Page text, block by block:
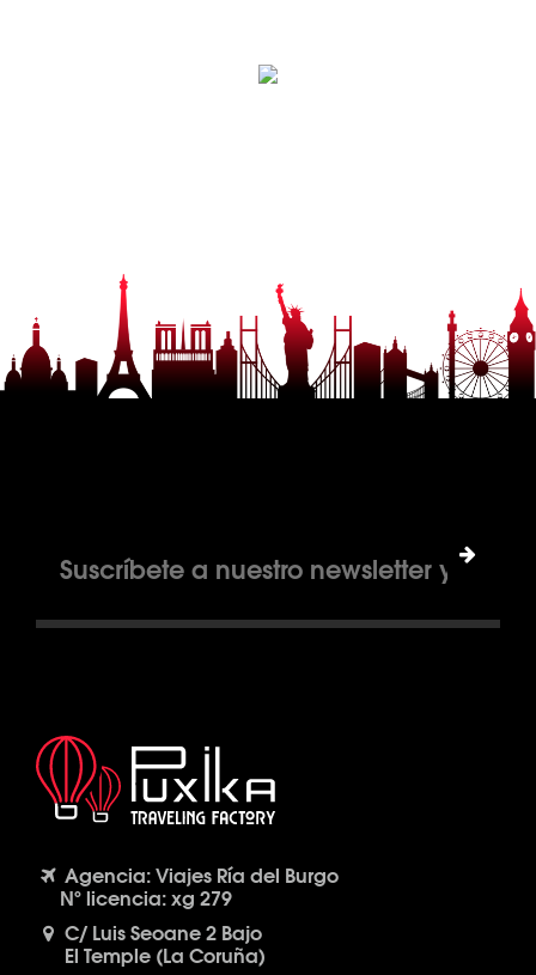
Agencia: Viajes Ría del Burgo
Nº licencia: xg 279
C/ Luis Seoane 2 Bajo
El Temple (La Coruña)